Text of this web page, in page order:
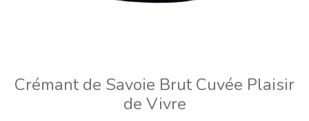
Crémant de Savoie Brut Cuvée Plaisir
de Vivre